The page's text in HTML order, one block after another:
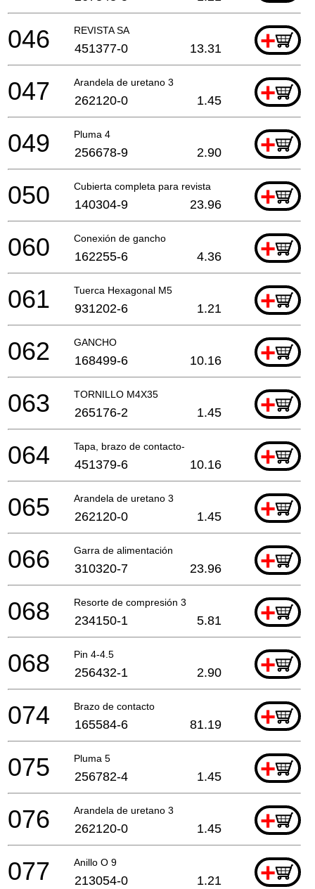
REVISTA SA +
046 451377-0 13.31
Arandela de uretano 3 +
047 262120-0 1.45
Pluma 4 +
049 256678-9 2.90
Cubierta completa para revista +
050 140304-9 23.96
Conexión de gancho +
060 162255-6 4.36
Tuerca Hexagonal M5 +
061 931202-6 1.21
GANCHO +
062 168499-6 10.16
TORNILLO M4X35 +
063 265176-2 1.45
Tapa, brazo de contacto- +
064 451379-6 10.16
Arandela de uretano 3 +
065 262120-0 1.45
Garra de alimentación +
066 310320-7 23.96
Resorte de compresión 3 +
068 234150-1 5.81
Pin 4-4.5 +
068 256432-1 2.90
Brazo de contacto +
074 165584-6 81.19
Pluma 5 +
075 256782-4 1.45
Arandela de uretano 3 +
076 262120-0 1.45
Anillo O 9 +
077 213054-0 1.21